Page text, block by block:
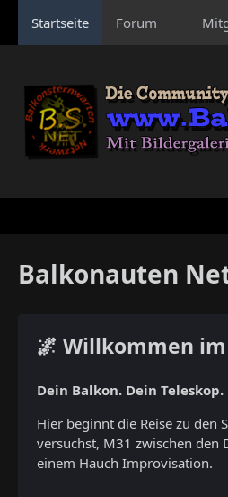
Startseite Forum
Balkonauten
🌌 Willkommen
Dein Balkon. Dein
Hier beginnt die Reise zu
versuchst, M31 zwischen den
einem Hauch Improvisation.